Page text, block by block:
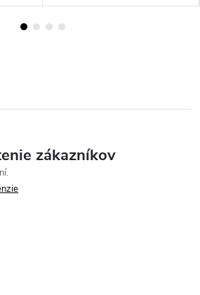
zákazníkov